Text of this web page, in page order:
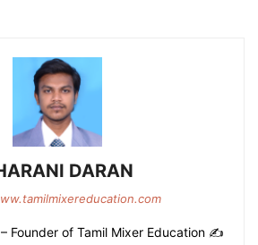
DARAN
– Founder of Tamil Mixer Education ✍️